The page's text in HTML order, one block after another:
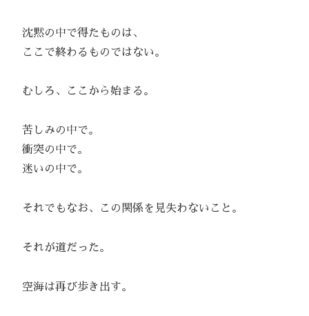
沈黙の中で得たものは、
ここで終わるものではない。
むしろ、ここから始まる。
苦しみの中で。
衝突の中で。
迷いの中で。
それでもなお、この関係を見失わないこと。
それが道だった。
空海は再び歩き出す。